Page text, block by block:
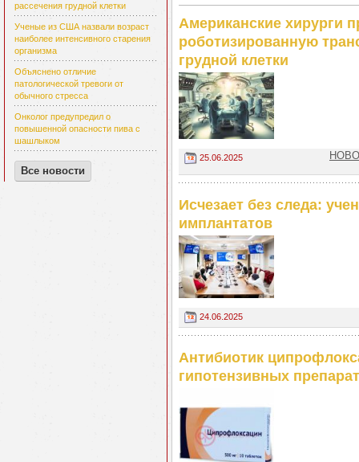
рассечения грудной клетки
Ученые из США назвали возраст
наиболее интенсивного старения
организма
Объяснено отличие
патологической тревоги от
обычного стресса
Онколог предупредил о
повышенной опасности пива с
шашлыком
Все новости
Американские хирурги
роботизированную
грудной клетки
25.06.2025
Исчезает без следа:
имплантатов
24.06.2025
Антибиотик
гипотензивных